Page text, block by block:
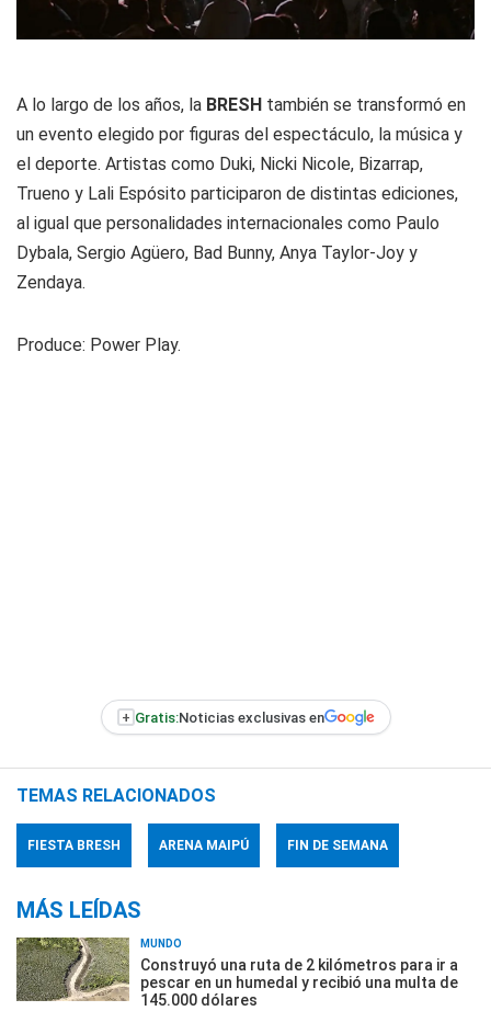
A lo largo de los años, la BRESH también se transformó en
un evento elegido por figuras del espectáculo, la música y
el deporte. Artistas como Duki, Nicki Nicole, Bizarrap,
Trueno y Lali Espósito participaron de distintas ediciones,
al igual que personalidades internacionales como Paulo
Dybala, Sergio Agüero, Bad Bunny, Anya Taylor-Joy y
Zendaya.
Produce: Power Play.
+ Gratis:Noticias exclusivas en
TEMAS RELACIONADOS
FIESTA BRESH ARENA MAIPÚ FIN DE SEMANA
MÁS LEÍDAS
MUNDO
Construyó una ruta de 2 kilómetros para ir a
pescar en un humedal y recibió una multa de
145.000 dólares